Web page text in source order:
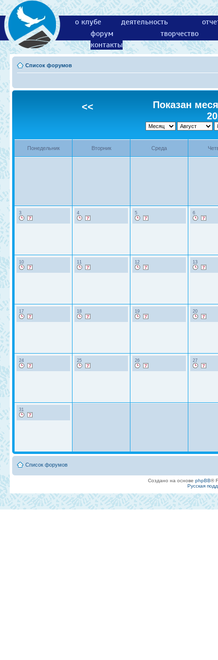
о клубе деятельность
форум
творчество
контакты
Список форумов
<<
Показан
Понедельник Вторник Среда
3 4 5 6
10 11 12 13
17 18 19 20
24 25 26 27
31
Список форумов
Создано на основе phpBB®
Русская